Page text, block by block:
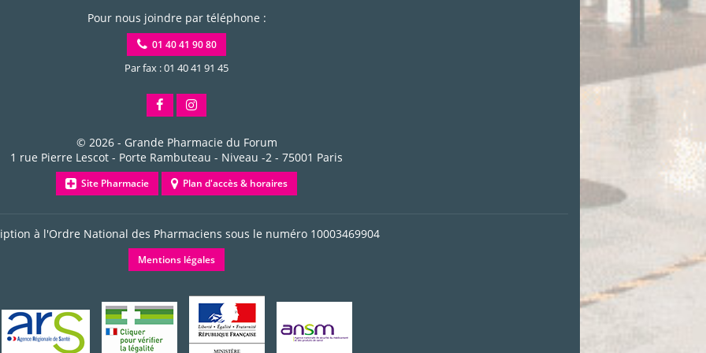
Pour nous joindre par téléphone :
01 40 41 90 80
Par fax : 01 40 41 91 45
© 2026 - Grande Pharmacie du Forum
1 rue Pierre Lescot - Porte Rambuteau - Niveau -2 - 75001 Paris
Site Pharmacie Plan d'accès & horaires
à l'Ordre National des Pharmaciens sous le numéro 10003469904
Mentions légales